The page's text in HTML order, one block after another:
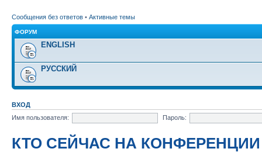
Сообщения без ответов • Активные темы
ФОРУМ
ENGLISH
РУССКИЙ
ВХОД
Имя пользователя:
Пароль:
КТО СЕЙЧАС НА КОНФЕРЕНЦИИ